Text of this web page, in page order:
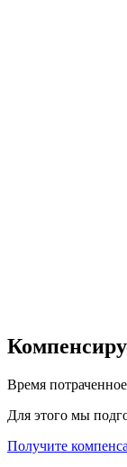
Время
Для этого мы
Получите